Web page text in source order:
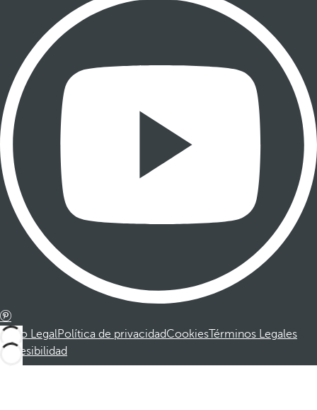
Aviso LegalPolítica de privacidadCookiesTérminos Legales
Accesibilidad